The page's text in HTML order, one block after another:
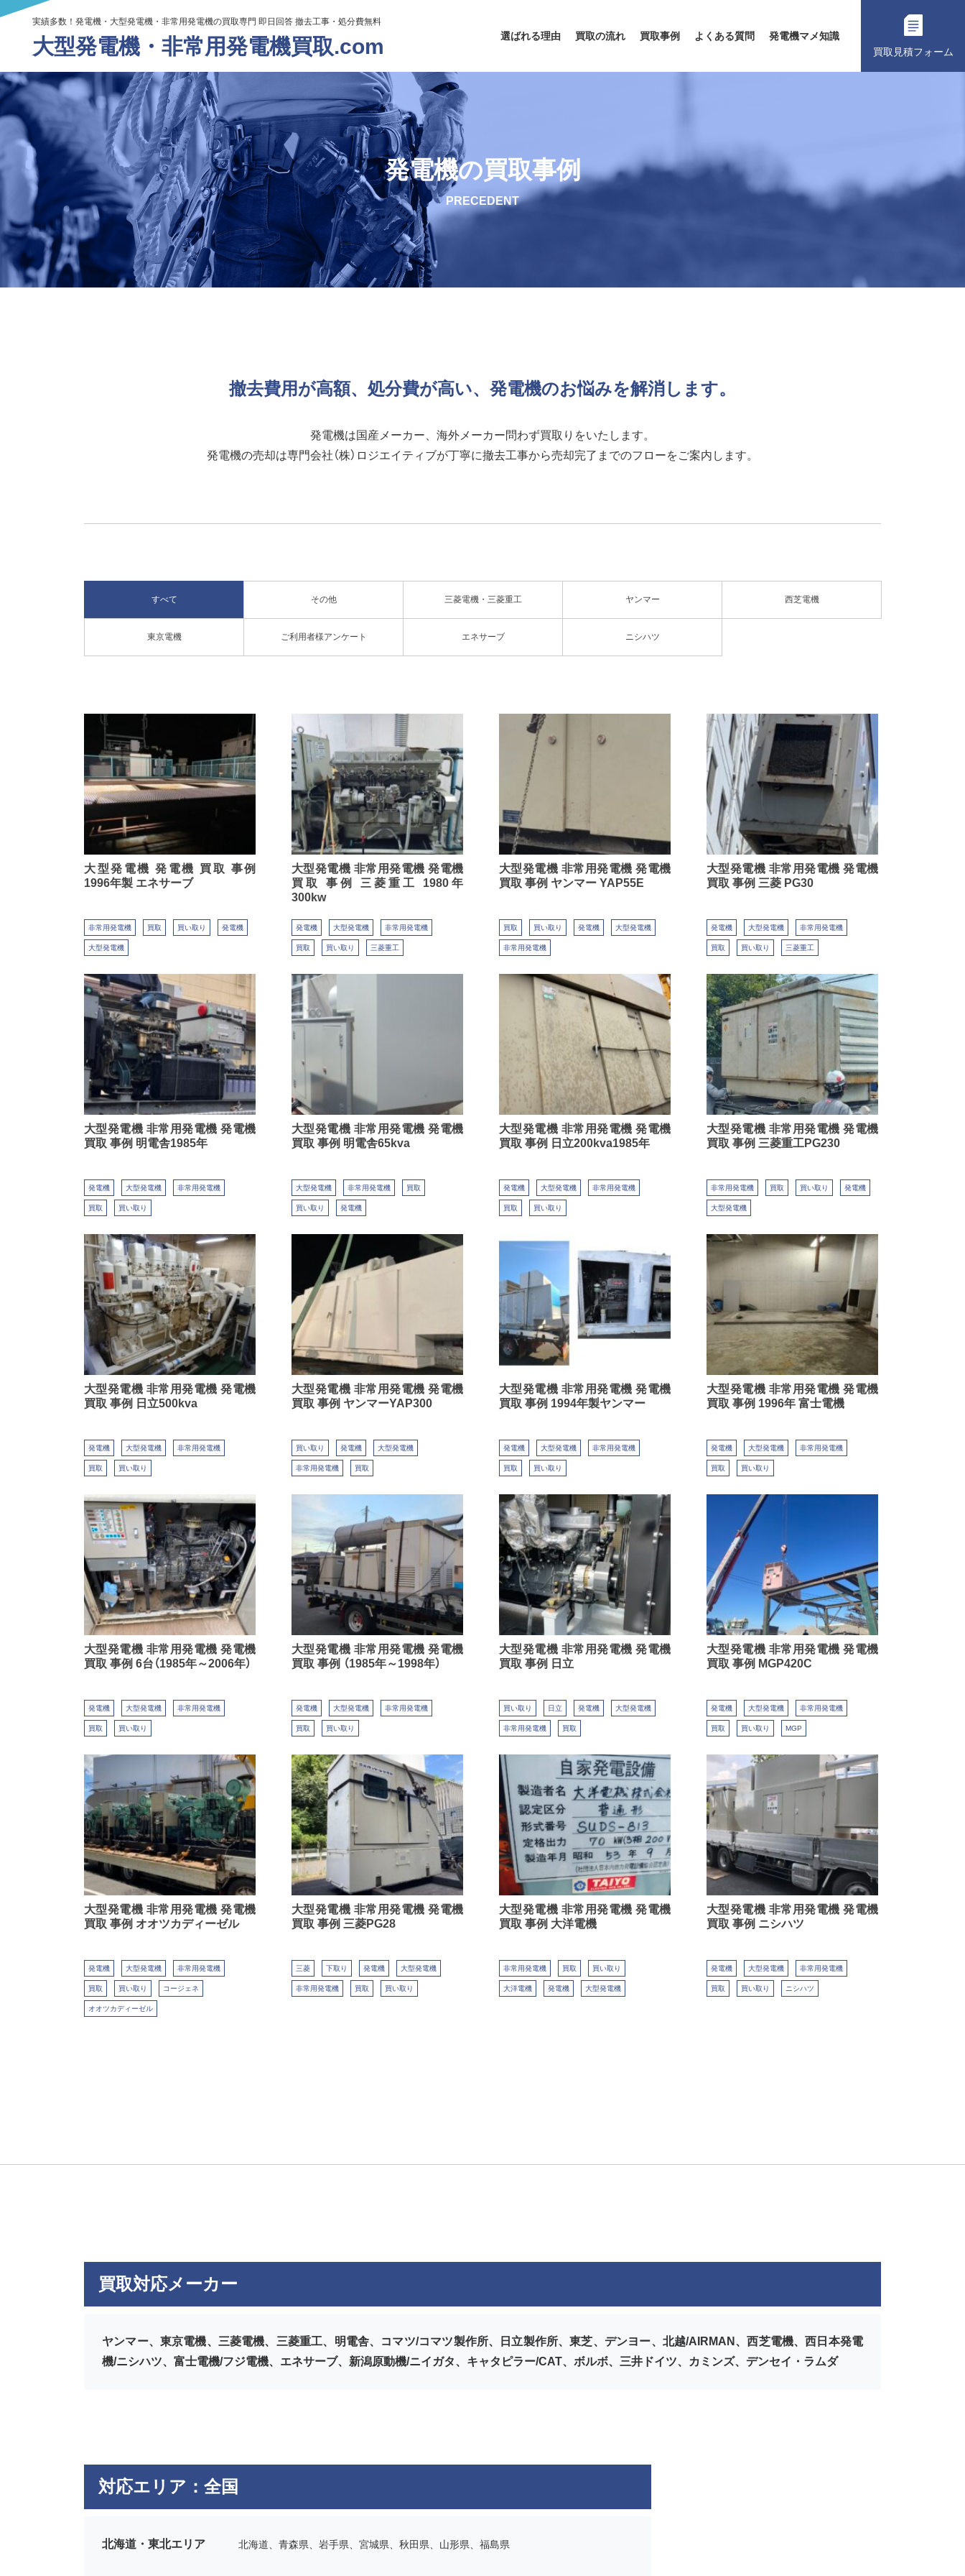
実績多数！発電機・大型発電機・非常用発電機の買取専門 即日回答 撤去工事・処分費無料
大型発電機・ 非常用発電機買取.com 選ばれる理由 買取の流れ 買取事例 よくある質問
発電機マメ知識
買取見積フォーム
発電機の買取事例
PRECEDENT
撤去費用が高額、処分費が高い、 発電機のお悩みを解消します。
発電機は国産メーカー、海外メーカー問わず買取りをいたします。
発電機の売却は専門会社（株）ロジエイティブが丁寧に撤去工事から売却完了までのフローをご案内します。
すべて その他 三菱電機・三菱重工 ヤンマー 西芝電機
東京電機 ご利用者様アンケート エネサーブ ニシハツ
大型発電機 発電機 買取 事例
1996年製 エネサーブ
非常用発電機 買取 買い取り 発電機
大型発電機
大型発電機 非常用発電機 発電機
買取 事例 三菱重工 1980年
300kw
発電機 大型発電機 非常用発電機
買取 買い取り 三菱重工
大型発電機 非常用発電機 発電機
買取 事例 ヤンマー YAP55E
買取 買い取り 発電機 大型発電機
非常用発電機
大型発電機 非常用発電機 発電機
買取 事例 三菱 PG30
発電機 大型発電機 非常用発電機
買取 買い取り 三菱重工
大型発電機 非常用発電機 発電機
買取 事例 明電舎1985年
発電機 大型発電機 非常用発電機
買取 買い取り
大型発電機 非常用発電機 発電機
買取 事例 明電舎65kva
大型発電機 非常用発電機 買取
買い取り 発電機
大型発電機 非常用発電機 発電機
買取 事例 日立200kva1985年
発電機 大型発電機 非常用発電機
買取 買い取り
大型発電機 非常用発電機 発電機
買取 事例 三菱重工PG230
非常用発電機 買取 買い取り 発電機
大型発電機
大型発電機 非常用発電機 発電機
買取 事例 日立500kva
発電機 大型発電機 非常用発電機
買取 買い取り
大型発電機 非常用発電機 発電機
買取 事例 ヤンマーYAP300
買い取り 発電機 大型発電機
非常用発電機 買取
大型発電機 非常用発電機 発電機
買取 事例 1994年製ヤンマー
発電機 大型発電機 非常用発電機
買取 買い取り
大型発電機 非常用発電機 発電機
買取 事例 1996年 富士電機
発電機 大型発電機 非常用発電機
買取 買い取り
大型発電機 非常用発電機 発電機
買取 事例 6台（1985年～2006年）
発電機 大型発電機 非常用発電機
買取 買い取り
大型発電機 非常用発電機 発電機
買取 事例 （1985年～1998年）
発電機 大型発電機 非常用発電機
買取 買い取り
大型発電機 非常用発電機 発電機
買取 事例 日立
買い取り 日立 発電機 大型発電機
非常用発電機 買取
大型発電機 非常用発電機 発電機
買取 事例 MGP420C
発電機 大型発電機 非常用発電機
買取 買い取り MGP
大型発電機 非常用発電機 発電機
買取 事例 オオツカディーゼル
発電機 大型発電機 非常用発電機
買取 買い取り コージェネ
オオツカディーゼル
大型発電機 非常用発電機 発電機
買取 事例 三菱PG28
三菱 下取り 発電機 大型発電機
非常用発電機 買取 買い取り
大型発電機 非常用発電機 発電機
買取 事例 大洋電機
非常用発電機 買取 買い取り
大洋電機 発電機 大型発電機
大型発電機 非常用発電機 発電機
買取 事例 ニシハツ
発電機 大型発電機 非常用発電機
買取 買い取り ニシハツ
買取対応メーカー
ヤンマー、東京電機、三菱電機、三菱重工、明電舎、コマツ/コマツ製作所、日立製作所、東芝、デンヨー、北越/AIRMAN、西芝電機、西日本発電
機/ニシハツ、富士電機/フジ電機、エネサーブ、新潟原動機/ニイガタ、キャタピラー/CAT、ボルボ、三井ドイツ、カミンズ、デンセイ・ラムダ
対応エリア：全国
北海道・東北エリア 北海道、青森県、岩手県、宮城県、秋田県、山形県、福島県